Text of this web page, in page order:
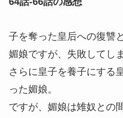
子を奪った皇后への復讐
媚娘ですが、失敗してし
さらに皇子を養子にする
った媚娘。
ですが、媚娘は雉奴との